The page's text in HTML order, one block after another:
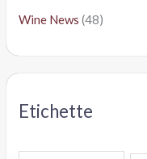
Wine News (48)
Etichette